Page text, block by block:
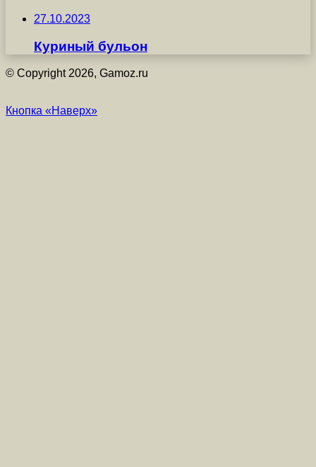
27.10.2023
Куриный бульон
© Copyright 2026, Gamoz.ru
Кнопка «Наверх»